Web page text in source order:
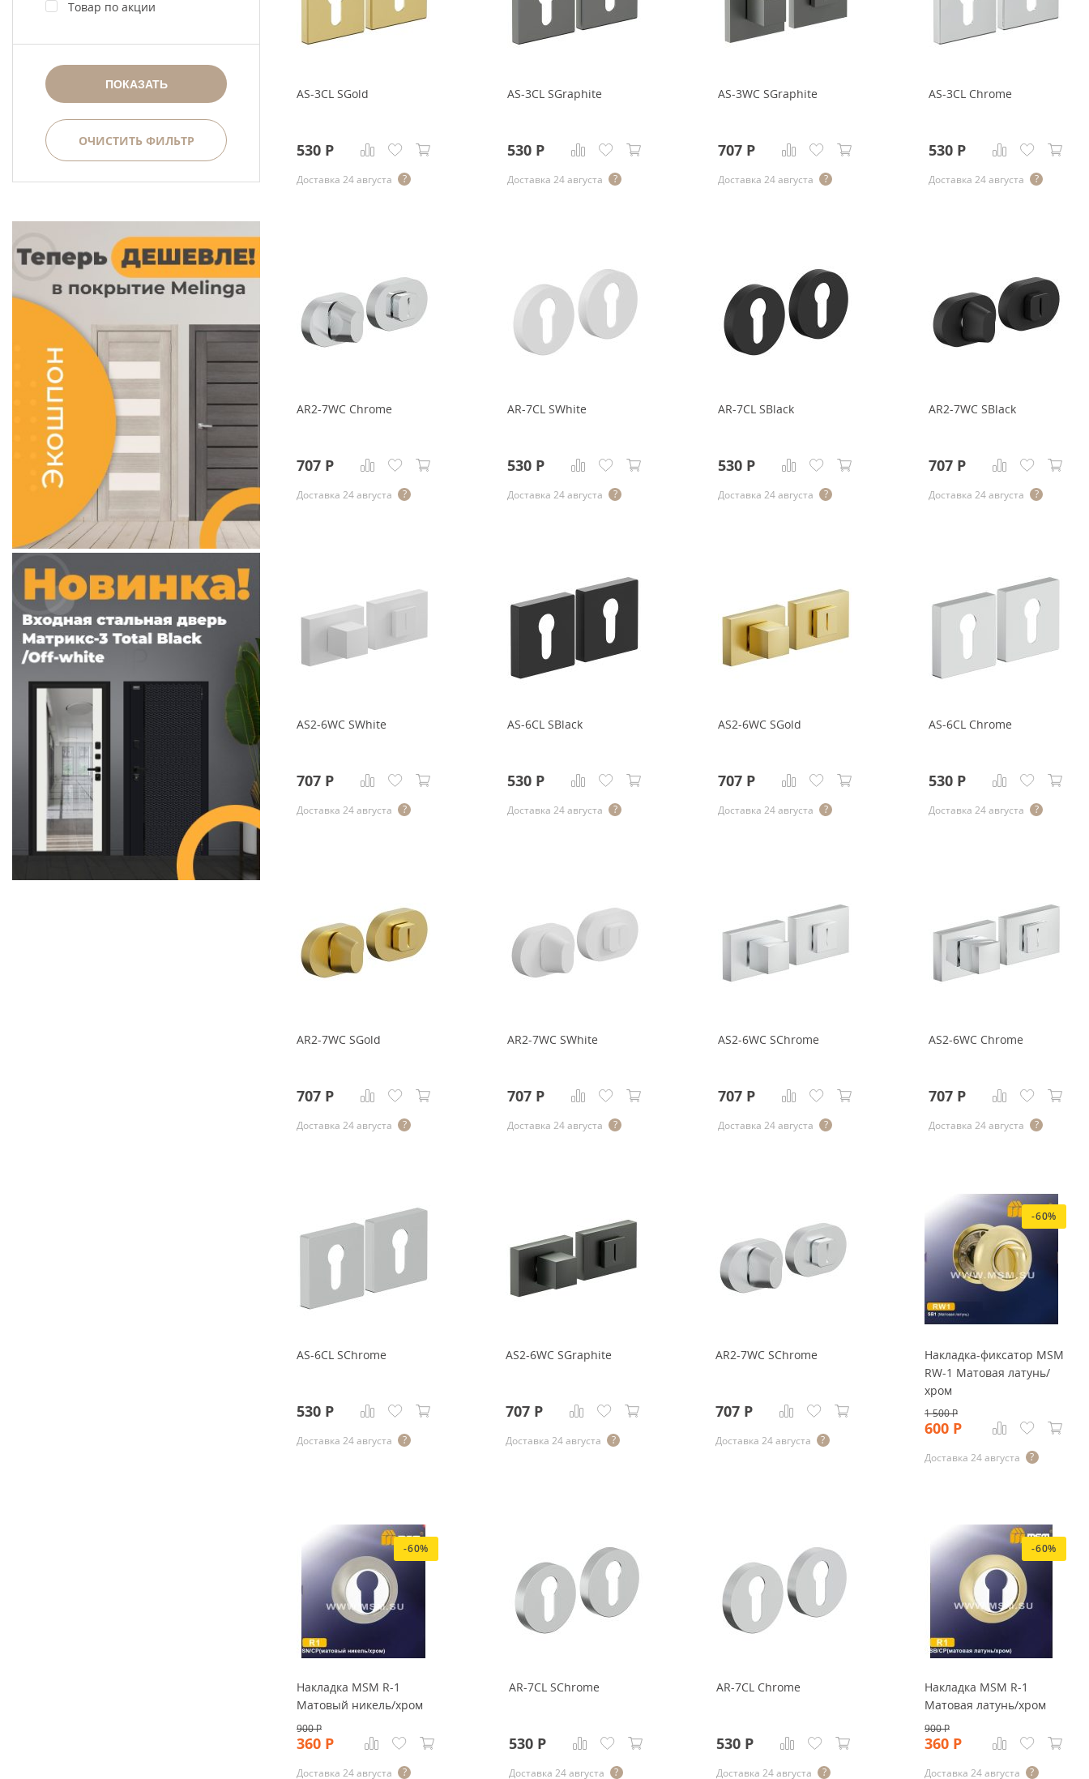
Товар по акции
ПОКАЗАТЬ
ОЧИСТИТЬ ФИЛЬТР
AS-3CL SGold
530 Р
Доставка 24 августа
AS-3CL SGraphite
530 Р
Доставка 24 августа
AS-3WC SGraphite
707 Р
Доставка 24 августа
AS-3CL Chrome
530 Р
Доставка 24 августа
AR2-7WC Chrome
707 Р
Доставка 24 августа
AR-7CL SWhite
530 Р
Доставка 24 августа
AR-7CL SBlack
530 Р
Доставка 24 августа
AR2-7WC SBlack
707 Р
Доставка 24 августа
AS2-6WC SWhite
707 Р
Доставка 24 августа
AS-6CL SBlack
530 Р
Доставка 24 августа
AS2-6WC SGold
707 Р
Доставка 24 августа
AS-6CL Chrome
530 Р
Доставка 24 августа
AR2-7WC SGold
707 Р
Доставка 24 августа
AR2-7WC SWhite
707 Р
Доставка 24 августа
AS2-6WC SChrome
707 Р
Доставка 24 августа
AS2-6WC Chrome
707 Р
Доставка 24 августа
AS-6CL SChrome
530 Р
Доставка 24 августа
AS2-6WC SGraphite
707 Р
Доставка 24 августа
AR2-7WC SChrome
707Р
Доставка 24 августа
-60%
Накладка-фиксатор MSM
RW-1 Матовая латунь/
хром
1 500Р
600Р
Доставка 24 августа
-60%
Накладка MSM R-1
Матовый никель/хром
900Р
360 Р
Доставка 24 августа
AR-7CL SChrome
530Р
Доставка 24 августа
AR-7CL Chrome
530 Р
Доставка 24 августа
-60%
Накладка MSM R-1
Матовая латунь/хром
900Р
360Р
Доставка 24 августа